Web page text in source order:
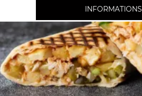
INFORMATIONS